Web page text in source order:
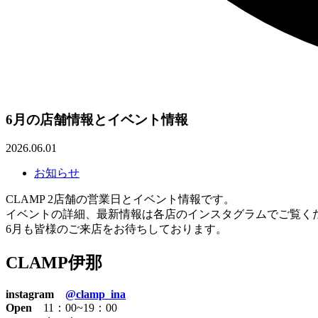
6月の店舗情報とイベント情報
2026.06.01
お知らせ
CLAMP 2店舗の営業日とイベント情報です。
イベントの詳細、最新情報は各店のインスタグラムでご覧く
6月も皆様のご来店をお待ちしております。
CLAMP伊那
instagram @clamp_ina
Open 11：00~19：00